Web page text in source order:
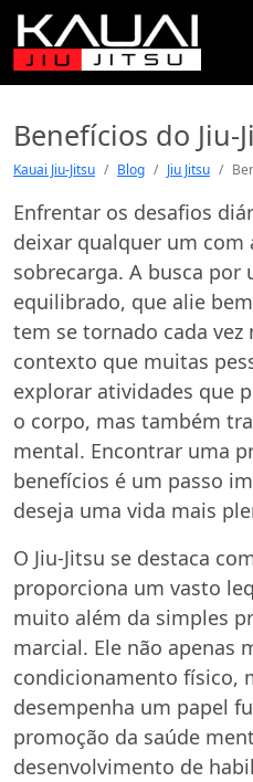
Benefícios do Jiu-
Kauai Jiu-Jitsu Blog Jiu Jitsu
Enfrentar os desafios
deixar qualquer um com
sobrecarga. A busca por
equilibrado, que alie
tem se tornado cada vez
contexto que muitas
explorar atividades que
o corpo, mas também
mental. Encontrar uma
benefícios é um passo
deseja uma vida mais
O Jiu-Jitsu se destaca
proporciona um vasto
muito além da simples
marcial. Ele não apenas
condicionamento físico,
desempenha um papel
promoção da saúde
desenvolvimento de